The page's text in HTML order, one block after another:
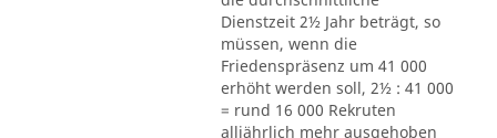
Dienstzeit 2½ Jahr beträgt, so
müssen, wenn die
Friedenspräsenz um 41 000
erhöht werden soll, 2½ : 41 000
= rund 16 000 Rekruten
alljährlich mehr ausgehoben